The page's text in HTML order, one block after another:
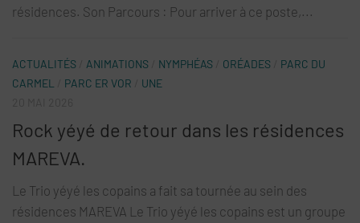
résidences. Son Parcours : Pour arriver à ce poste,...
ACTUALITÉS ANIMATIONS NYMPHÉAS ORÉADES
PARC DU
CARMEL
PARC ER VOR
UNE
Rock yéyé de retour dans les résidences
MAREVA.
Le Trio yéyé les copains a fait sa tournée au sein des
résidences MAREVA Le Trio yéyé les copains est un groupe